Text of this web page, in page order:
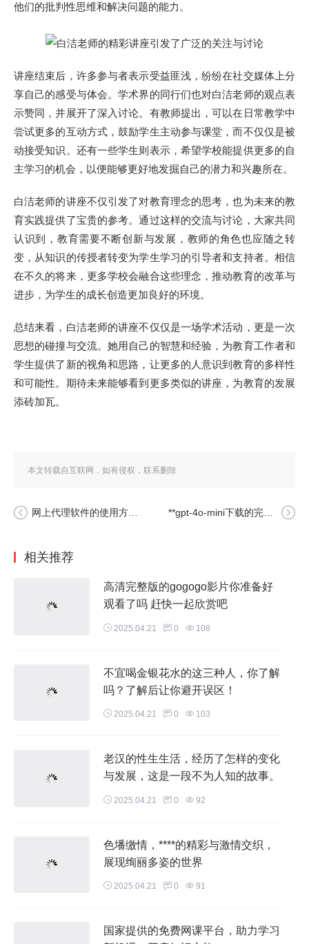
他们的批判性思维和解决问题的能力。
讲座结束后，许多参与者表示受益匪浅，纷纷在社交媒体上分
享自己的感受与体会。学术界的同行们也对白洁老师的观点表
示赞同，并展开了深入讨论。有教师提出，可以在日常教学中
尝试更多的互动方式，鼓励学生主动参与课堂，而不仅仅是被
动接受知识。还有一些学生则表示，希望学校能提供更多的自
主学习的机会，以便能够更好地发掘自己的潜力和兴趣所在。
白洁老师的讲座不仅引发了对教育理念的思考，也为未来的教
育实践提供了宝贵的参考。通过这样的交流与讨论，大家共同
认识到，教育需要不断创新与发展，教师的角色也应随之转
变，从知识的传授者转变为学生学习的引导者和支持者。相信
在不久的将来，更多学校会融合这些理念，推动教育的改革与
进步，为学生的成长创造更加良好的环境。
总结来看，白洁老师的讲座不仅仅是一场学术活动，更是一次
思想的碰撞与交流。她用自己的智慧和经验，为教育工作者和
学生提供了新的视角和思路，让更多的人意识到教育的多样性
和可能性。期待未来能够看到更多类似的讲座，为教育的发展
添砖加瓦。
本文转载自互联网，如有侵权，联系删除
网上代理软件的使用方法与注意事项分享给大家 **gpt-4o-mini下载的完整网站信息，请查看以下内容和链接。
相关推荐
高清完整版的gogogo影片你准备好
观看了吗 赶快一起欣赏吧
2025.04.21 0 108
不宜喝金银花水的这三种人，你了解
吗？了解后让你避开误区！
2025.04.21 0 103
老汉的性生生活，经历了怎样的变化
与发展，这是一段不为人知的故事。
2025.04.21 0 92
色墦缴情，****的精彩与激情交织，
展现绚丽多姿的世界
2025.04.21 0 91
国家提供的免费网课平台，助力学习